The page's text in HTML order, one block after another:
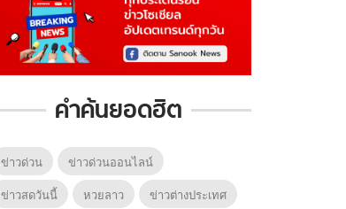
คำค้นยอดฮิต
ข่าวด่วน
ข่าวด่วนออนไลน์
ข่าวสดวันนี้
หวยลาว
ข่าวต่างประเทศ